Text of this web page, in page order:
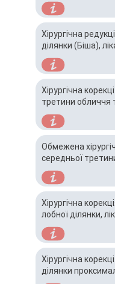
Хірургічна
ділянки (Біша),
Хірургічна
третини обличчя
Обмежена
середньої
Хірургічна
лобної ділянки,
Хірургічна
ділянки